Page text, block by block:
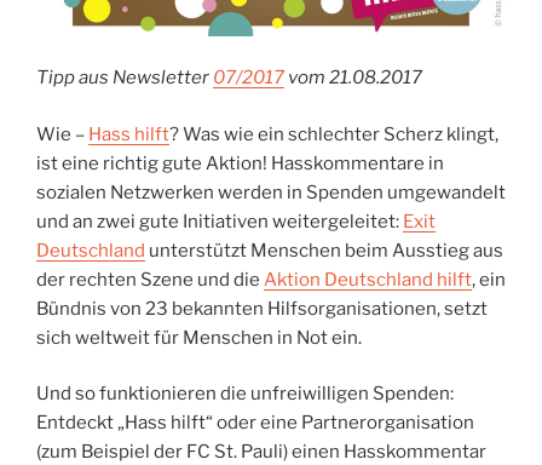
Tipp aus Newsletter 07/2017vom 21.08.2017
Wie – Hass hilft? Was wie ein schlechter Scherz klingt,
ist eine richtig gute Aktion! Hasskommentare in
sozialen Netzwerken werden in Spenden umgewandelt
und an zwei gute Initiativen weitergeleitet: Exit
Deutschland unterstützt Menschen beim Ausstieg aus
der rechten Szene und die Aktion Deutschland hilft, ein
Bündnis von 23 bekannten Hilfsorganisationen, setzt
sich weltweit für Menschen in Not ein.
Und so funktionieren die unfreiwilligen Spenden:
Entdeckt „Hass hilft“ oder eine Partnerorganisation
(zum Beispiel der FC St. Pauli) einen Hasskommentar